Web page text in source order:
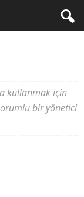
kullanmak için
bir yönetici